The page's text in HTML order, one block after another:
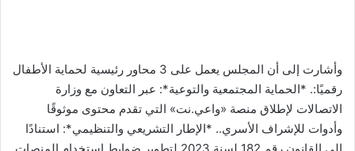
وأشارت إلى أن المجلس يعمل على 3 محاور رئيسية لحماية الأطفال
رقميًا:. *الحماية المجتمعية والتوعية*: عبر التعاون مع وزارة
الاتصالات لإطلاق منصة «واعي.نت» التي تقدم محتوى موثوقًا
وأدوات للإشراف الأسري.. *الإطار التشريعي والتنظيمي*: استنادًا